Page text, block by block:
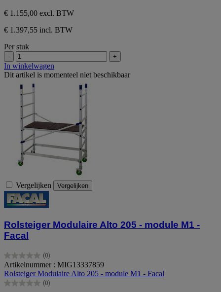
€ 1.155,00 excl. BTW
€ 1.397,55 incl. BTW
Per stuk
- +
In winkelwagen
Dit artikel is momenteel niet beschikbaar
Vergelijken Vergelijken
Rolsteiger Modulaire Alto 205 - module M1 -
Facal
(0)
0.0
van
de
5
Artikelnummer : MIG13337859
Rolsteiger Modulaire Alto 205 - module M1 - Facal
(0)
0.0